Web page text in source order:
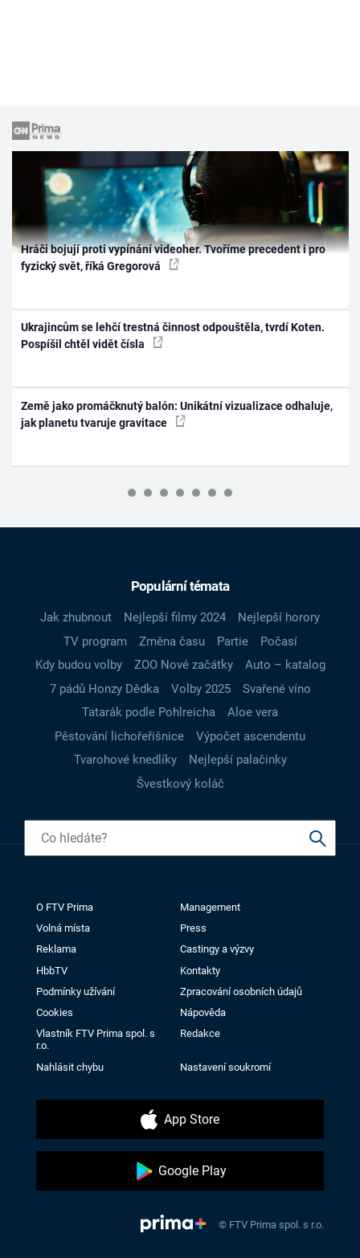
Hráči bojují proti vypínání videoher. Tvoříme precedent i pro
fyzický svět, říká Gregorová
Ukrajincům se lehčí trestná činnost odpouštěla, tvrdí Koten.
Pospíšil chtěl vidět čísla
Země jako promáčknutý balón: Unikátní vizualizace odhaluje,
jak planetu tvaruje gravitace
Populární témata
Jak zhubnout Nejlepší filmy 2024
Nejlepší horory
TV program
Změna času Partie
Počasí
Kdy budou volby
ZOO Nové začátky
Auto – katalog
7 pádů Honzy Dědka
Volby 2025
Svařené víno
Tatarák podle Pohlreicha
Aloe vera
Pěstování lichořeřišnice
Výpočet ascendentu
Tvarohové knedlíky
Nejlepší palačinky
Švestkový koláč
O FTV Prima
Management
Volná místa
Press
Reklama
Castingy a výzvy
HbbTV
Kontakty
Podmínky užívání
Zpracování osobních údajů
Cookies
Nápověda
Vlastník FTV Prima spol. s
r.o.
Redakce
Nahlásit chybu Nastavení soukromí
App Store
Google Play
© FTV Prima spol. s r.o.